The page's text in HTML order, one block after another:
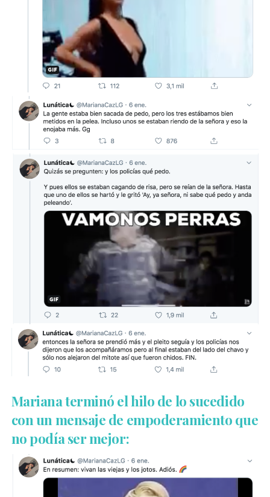
Mariana terminó el hilo de lo sucedido
con un mensaje de empoderamiento que
no podía ser mejor: